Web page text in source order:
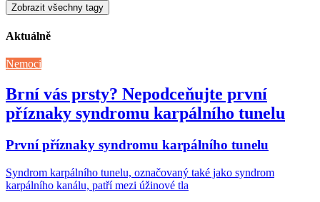
Zobrazit všechny tagy
Aktuálně
Nemoci
Brní vás prsty? Nepodceňujte první
příznaky syndromu karpálního tunelu
První příznaky syndromu karpálního tunelu
Syndrom karpálního tunelu, označovaný také jako syndrom
karpálního kanálu, patří mezi úžinové tla